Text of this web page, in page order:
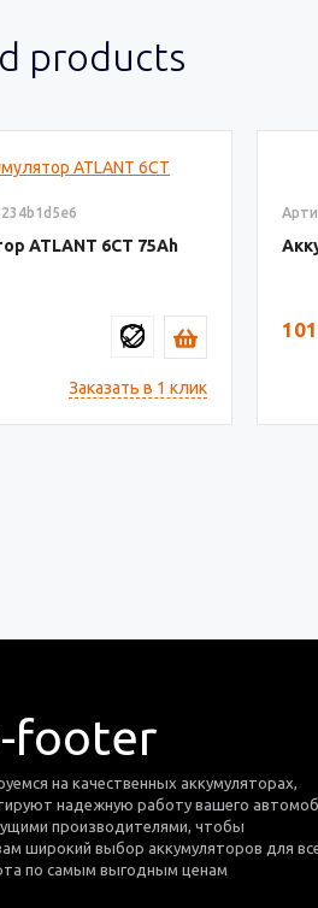
products
ATLANT 6СТ 75
Заказать в 1 клик
на качественных аккумуляторах,
надежную работу вашего
производителями, чтобы
широкий выбор аккумуляторов для
по самым выгодным ценам